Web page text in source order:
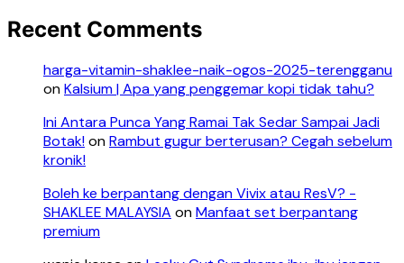
Recent Comments
harga-vitamin-shaklee-naik-ogos-2025-terengganu
onKalsium | Apa yang penggemar kopi tidak tahu?
Ini Antara Punca Yang Ramai Tak Sedar Sampai Jadi
Botak!onRambut gugur berterusan? Cegah sebelum
kronik!
Boleh ke berpantang dengan Vivix atau ResV? -
SHAKLEE MALAYSIA onManfaat set berpantang
premium